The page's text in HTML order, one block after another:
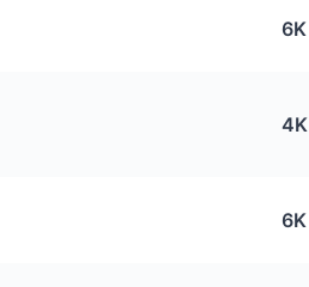
6K
4K
6K